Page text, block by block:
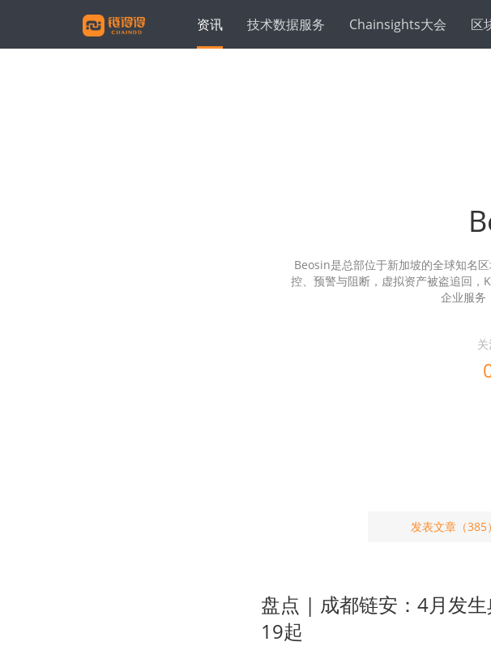
资讯 技术数据服务 Chainsights大会 区
Beosin是总部位于新加坡的全球知名
控、预警与阻断，虚拟资产被盗追回，
企业服务
发表文章（385）
盘点 | 成都链安：4月发
19起